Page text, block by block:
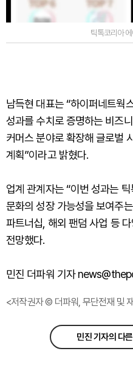
틱톡코리아
남득현 대표는 “하이퍼네트웍
성과를 수치로 증명하는 비즈
커머스 분야로 확장해 글로벌
계획”이라고 밝혔다.
업계 관계자는 “이번 성과는
문화의 성장 가능성을 보여주
파트너십, 해외 팬덤 사업 등
전망했다.
민진 더파워 기자
<저작권자 © 더파워, 무단전재 및
민진 기자의 다